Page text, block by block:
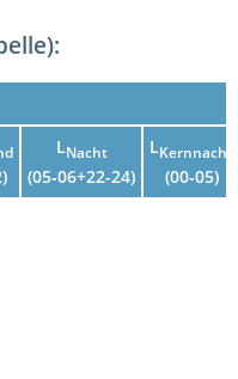
LNacht
(05‑06+22-24)
LKernnacht
(00‑05)